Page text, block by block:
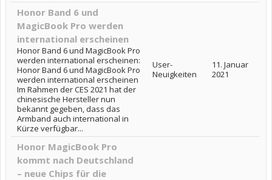
Honor Band 6 und
MagicBook Pro werden
international erscheinen
Honor Band 6 und MagicBook Pro
werden international erscheinen:
Honor Band 6 und MagicBook Pro
werden international erscheinen
Im Rahmen der CES 2021 hat der
chinesische Hersteller nun
bekannt gegeben, dass das
Armband auch international in
Kürze verfügbar...
User-
Neuigkeiten
11. Januar
2021
Honor MagicBook Pro
kommt nach Deutschland
– neue Chips für die